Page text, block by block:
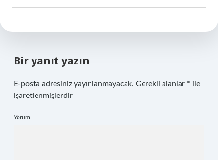
Bir yanıt yazın
E-posta adresiniz yayınlanmayacak. Gerekli alanlar * ile
işaretlenmişlerdir
Yorum